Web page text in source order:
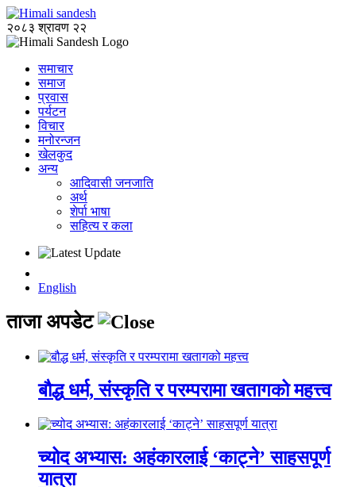
२०८३ श्रावण २२
समाचार
समाज
प्रवास
पर्यटन
विचार
मनोरन्जन
खेलकुद
अन्य
आदिवासी जनजाति
अर्थ
शेर्पा भाषा
सहित्य र कला
English
ताजा अपडेट
बौद्ध धर्म, संस्कृति र परम्परामा खतागको महत्त्व
च्योद अभ्यास: अहंकारलाई ‘काट्ने’ साहसपूर्ण
यात्रा